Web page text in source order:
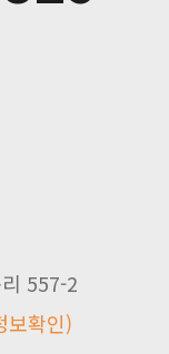
557-2
보확인)